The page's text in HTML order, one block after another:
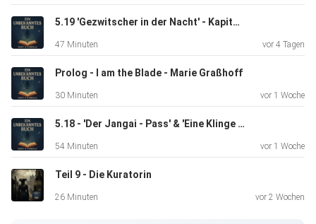
Wir freuen uns auf Euch! :D
Hosted on Acast. See acast.com/privacy for more
5.19 'Gezwitscher in der Nacht' - Kapitel 22 Das Rad der Zeit 5
47 Minuten vor 4 Tagen
Prolog - I am the Blade - Marie Graßhoff
30 Minuten vor 1 Woche
5.18 - 'Der Jangai - Pass' & 'Eine Klinge zum Geschenk' - Das Rad der Zeit 5
54 Minuten vor 1 Woche
Teil 9 - Die Kuratorin
26 Minuten vor 2 Wochen